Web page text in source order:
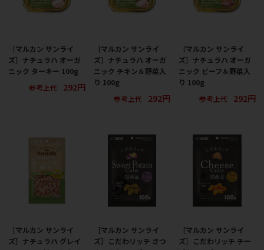
［マルカン サンライ
ズ］ナチュラハ オーガ
ニック ターキー 100g
参考上代
292円
［マルカン サンライ
ズ］ナチュラハ オーガ
ニック チキン＆野菜入
り 100g
参考上代
292円
［マルカン サンライ
ズ］ナチュラハ オーガ
ニック ビーフ＆野菜入
り 100g
参考上代
292円
［マルカン サンライ
ズ］ナチュラハ グレイ
［マルカン サンライ
ズ］こだわリッチ さつ
［マルカン サンライ
ズ］こだわリッチ チー